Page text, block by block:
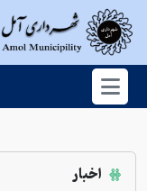
اخبار